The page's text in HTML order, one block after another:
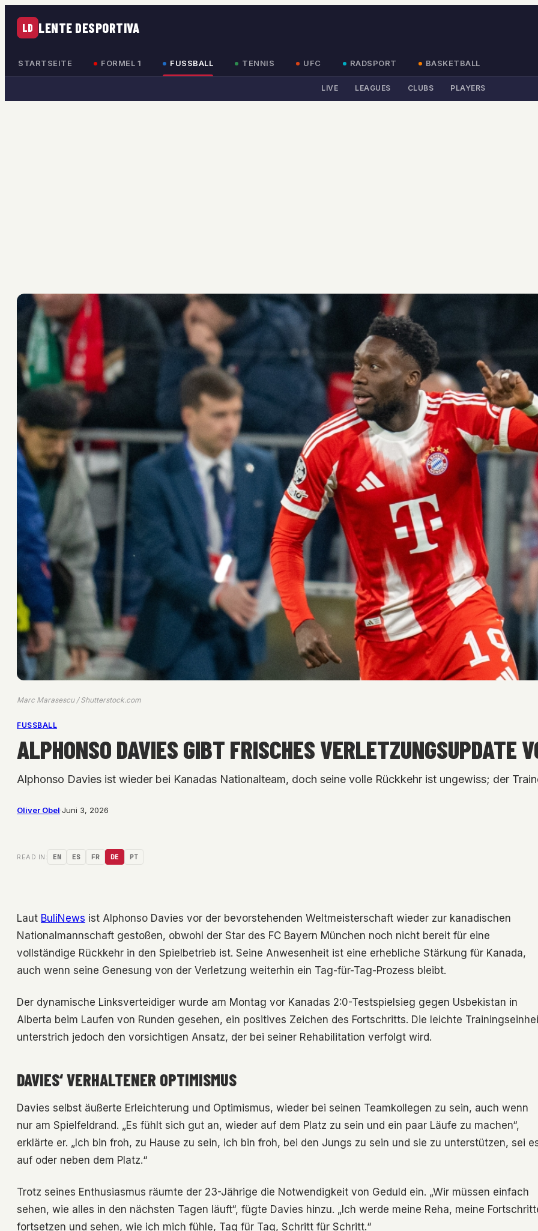
LD LENTE DESPORTIVA
STARTSEITE FORMEL 1 FUSSBALL TENNIS UFC RADSPORT BASKETBALL
LIVE LEAGUES CLUBS PLAYERS
Marc Marasescu / Shutterstock.com
FUSSBALL
ALPHONSO DAVIES GIBT FRISCHES VERLETZUNGSUPDATE
Alphonso Davies ist wieder bei Kanadas Nationalteam, doch seine volle Rückkehr ist ungewiss; der
Oliver Obel·Juni 3, 2026
READ IN: EN ES FR DE PT
Laut BuliNews ist Alphonso Davies vor der bevorstehenden Weltmeisterschaft wieder zur kanadischen
Nationalmannschaft gestoßen, obwohl der Star des FC Bayern München noch nicht bereit für eine
vollständige Rückkehr in den Spielbetrieb ist. Seine Anwesenheit ist eine erhebliche Stärkung für Kanada,
auch wenn seine Genesung von der Verletzung weiterhin ein Tag-für-Tag-Prozess bleibt.
Der dynamische Linksverteidiger wurde am Montag vor Kanadas 2:0-Testspielsieg gegen Usbekistan in
Alberta beim Laufen von Runden gesehen, ein positives Zeichen des Fortschritts. Die leichte
unterstrich jedoch den vorsichtigen Ansatz, der bei seiner Rehabilitation verfolgt wird.
DAVIES‘ VERHALTENER OPTIMISMUS
Davies selbst äußerte Erleichterung und Optimismus, wieder bei seinen Teamkollegen zu sein, auch wenn
nur am Spielfeldrand. „Es fühlt sich gut an, wieder auf dem Platz zu sein und ein paar Läufe zu machen“,
erklärte er. „Ich bin froh, zu Hause zu sein, ich bin froh, bei den Jungs zu sein und sie zu unterstützen, sei
auf oder neben dem Platz.“
Trotz seines Enthusiasmus räumte der 23-Jährige die Notwendigkeit von Geduld ein. „Wir müssen einfach
sehen, wie alles in den nächsten Tagen läuft“, fügte Davies hinzu. „Ich werde meine Reha, meine
fortsetzen und sehen, wie ich mich fühle, Tag für Tag, Schritt für Schritt.“